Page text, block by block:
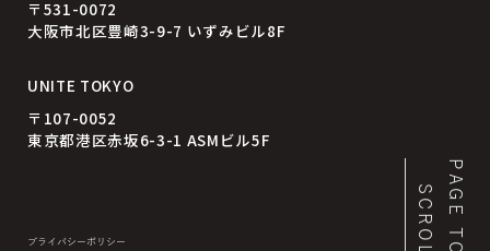
〒531-0072
大阪市北区豊崎3-9-7 いずみビル8F
UNITE TOKYO
〒107-0052
東京都港区赤坂6-3-1 ASMビル5F
プライバシーポリシー SCROLLPAGE TOP